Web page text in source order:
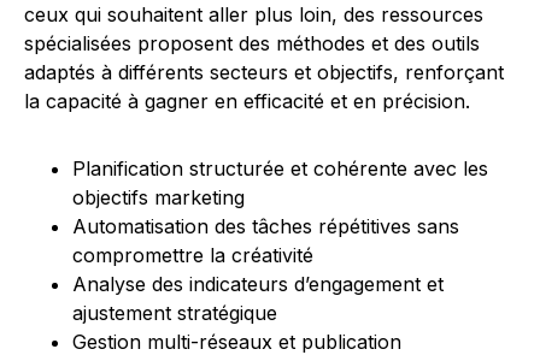
ceux qui souhaitent aller plus loin, des ressources
spécialisées proposent des méthodes et des outils
adaptés à différents secteurs et objectifs, renforçant
la capacité à gagner en efficacité et en précision.
Planification structurée et cohérente avec les
objectifs marketing
Automatisation des tâches répétitives sans
compromettre la créativité
Analyse des indicateurs d’engagement et
ajustement stratégique
Gestion multi-réseaux et publication